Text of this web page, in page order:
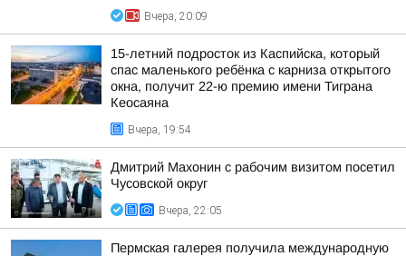
Вчера, 20:09
15-летний подросток из Каспийска, который
спас маленького ребёнка с карниза открытого
окна, получит 22-ю премию имени Тиграна
Кеосаяна
Вчера, 19:54
Дмитрий Махонин с рабочим визитом посетил
Чусовской округ
Вчера, 22:05
Пермская галерея получила международную